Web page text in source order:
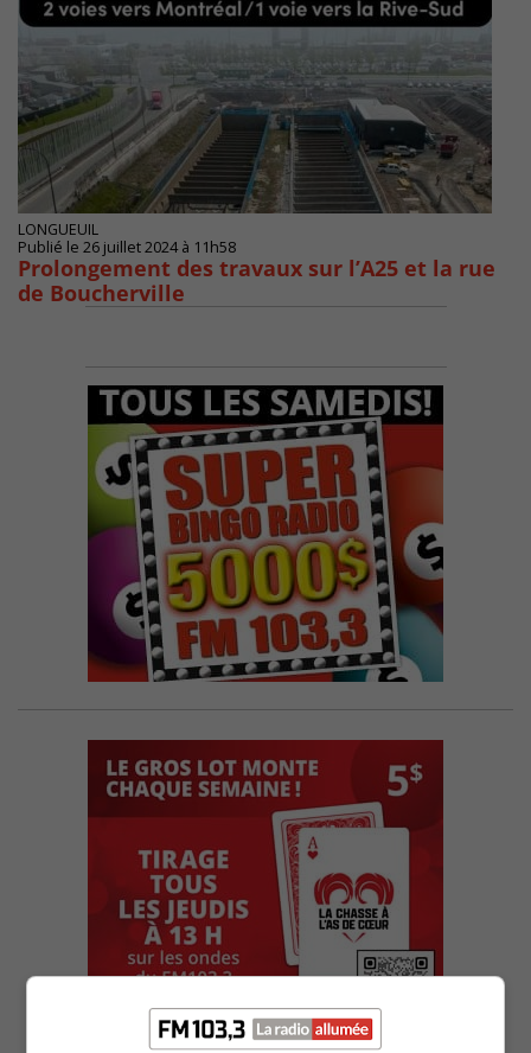
LONGUEUIL
Publié le 26 juillet 2024 à 11h58
Prolongement des travaux sur l’A25 et la rue
de Boucherville